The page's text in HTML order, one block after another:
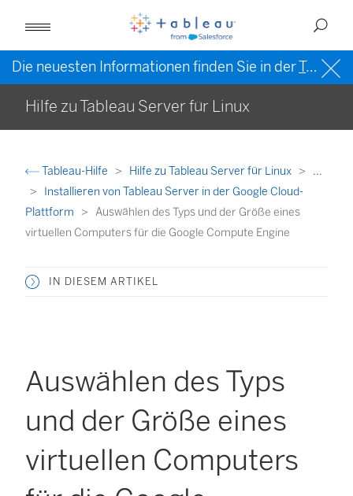
Die neuesten Informationen finden Sie in derTableau-Hilfe in englischer Sprache (US)
Hilfe zu Tableau Server für Linux
Tableau-Hilfe Hilfe zu Tableau Server für Linux
...
Installieren von Tableau Server in der Google Cloud-
Plattform
Auswählen des Typs und der Größe eines
virtuellen Computers für die Google Compute Engine
IN DIESEM ARTIKEL
Auswählen des Typs
und der Größe eines
virtuellen Computers